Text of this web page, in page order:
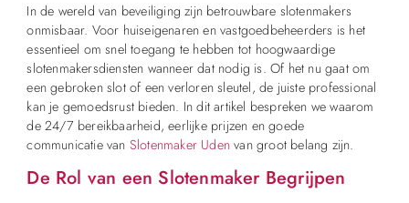
In de wereld van beveiliging zijn betrouwbare slotenmakers
onmisbaar. Voor huiseigenaren en vastgoedbeheerders is het
essentieel om snel toegang te hebben tot hoogwaardige
slotenmakersdiensten wanneer dat nodig is. Of het nu gaat om
een gebroken slot of een verloren sleutel, de juiste professional
kan je gemoedsrust bieden. In dit artikel bespreken we waarom
de 24/7 bereikbaarheid, eerlijke prijzen en goede
communicatie van Slotenmaker Uden van groot belang zijn.
De Rol van een Slotenmaker Begrijpen